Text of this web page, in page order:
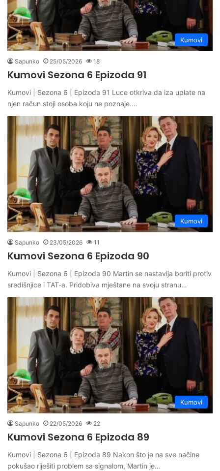
Kumovi
Sapunko 25/05/2026 18
Kumovi Sezona 6 Epizoda 91
Kumovi | Sezona 6 | Epizoda 91 Luce otkriva da iza uplate na
njen račun stoji osoba koju ne poznaje.…
Kumovi
Sapunko 23/05/2026 11
Kumovi Sezona 6 Epizoda 90
Kumovi | Sezona 6 | Epizoda 90 Martin se nastavlja boriti protiv
središnjice i TAT-a. Pridobiva mještane na svoju stranu…
Kumovi
Sapunko 22/05/2026 22
Kumovi Sezona 6 Epizoda 89
Kumovi | Sezona 6 | Epizoda 89 Nakon što je na sve načine
pokušao riješiti problem sa signalom, Martin je…